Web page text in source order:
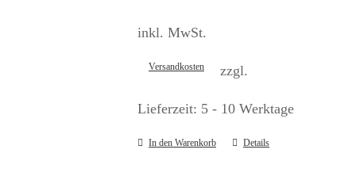
inkl. MwSt.
zzgl.
Versandkosten
Lieferzeit: 5 - 10 Werktage
In den Warenkorb Details